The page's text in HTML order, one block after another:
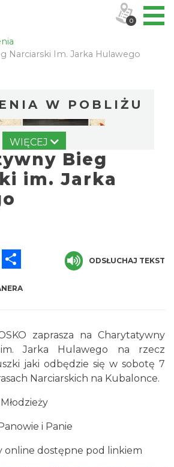
Narciarski Im. Jarka Hulawego
W POBLIŻU
Listek”
WIĘCEJ
Bieg
im. Jarka
Messenger
ODSŁUCHAJ TEKST
zaprasza na Charytatywny
Jarka Hulawego na rzecz
jaki odbędzie się w sobotę 7
Narciarskich na Kubalonce.
i Panie
online dostępne pod linkiem
0